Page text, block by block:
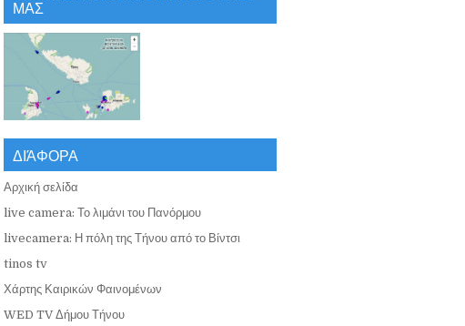
ΜΑΣ
ΔΙΆΦΟΡΑ
Αρχική σελίδα
live camera: Το λιμάνι του Πανόρμου
livecamera: Η πόλη της Τήνου από το Βίντσι
tinos tv
Χάρτης Καιρικών Φαινομένων
WED TV Δήμου Τήνου